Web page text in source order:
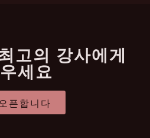
고의 강사에게
세요
픈합니다